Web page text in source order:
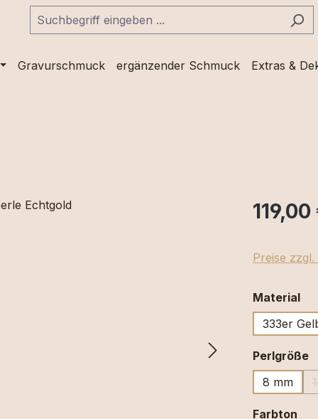
Gravurschmuck ergänzender Schmuck Extras &
119,00
Preise
Material
333er
Perlgröße
8 mm
Farbton